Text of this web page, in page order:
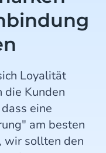
Loyalität
die Kunden
eine
am besten
wir sollten den